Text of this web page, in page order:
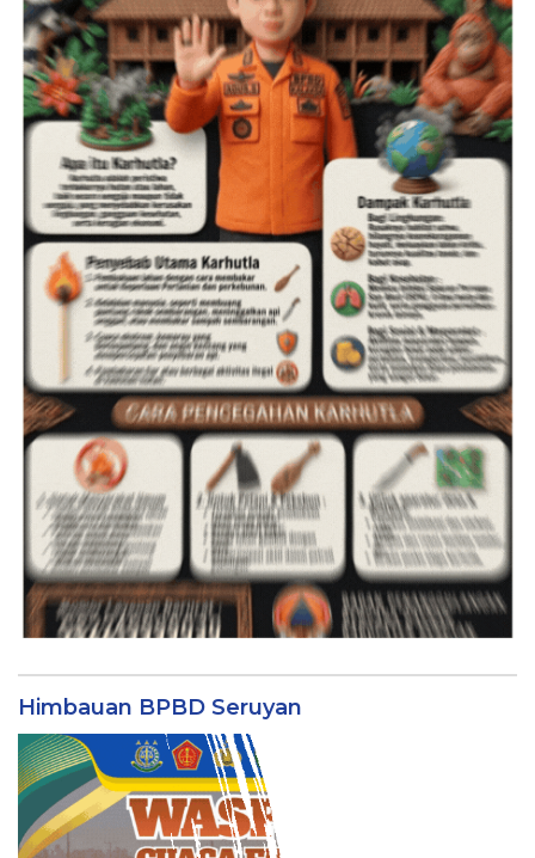
Himbauan BPBD Seruyan